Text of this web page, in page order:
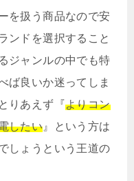
を扱う商品なので安
ンドを選択すること
ジャンルの中でも特
ば良いか迷ってしま
りあえず『よりコン
したい 』という方は
しょうという王道の